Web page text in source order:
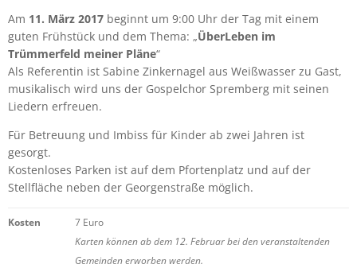
Am 11. März 2017 beginnt um 9:00 Uhr der Tag mit einem
guten Frühstück und dem Thema: „ÜberLeben im
Trümmerfeld meiner Pläne“
Als Referentin ist Sabine Zinkernagel aus Weißwasser zu Gast,
musikalisch wird uns der Gospelchor Spremberg mit seinen
Liedern erfreuen.
Für Betreuung und Imbiss für Kinder ab zwei Jahren ist
gesorgt.
Kostenloses Parken ist auf dem Pfortenplatz und auf der
Stellfläche neben der Georgenstraße möglich.
Kosten
7 Euro
Karten können ab dem 12. Februar bei den veranstaltenden
Gemeinden erworben werden.